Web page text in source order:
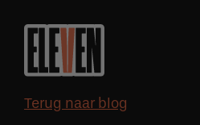
Terug naar blog